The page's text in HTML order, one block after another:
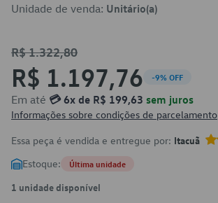
Unidade de venda: Unitário(a)
R$ 1.322,80
R$ 1.197,76 -9% OFF
Em até 💳 6x de R$ 199,63 sem juros
Informações sobre condições de parcelamento
Essa peça é vendida e entregue por: Itacuã
Estoque: Última unidade
1 unidade disponível